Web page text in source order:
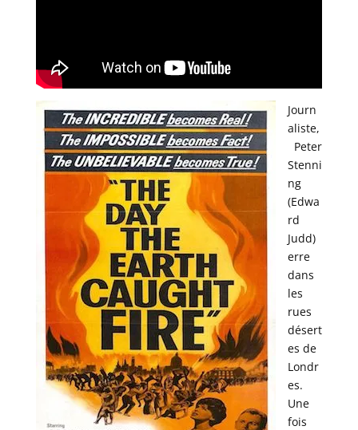
Journ
aliste,
Peter
Stenni
ng
(Edwa
rd
Judd)
erre
dans
les
rues
désert
es de
Londr
es.
Une
fois